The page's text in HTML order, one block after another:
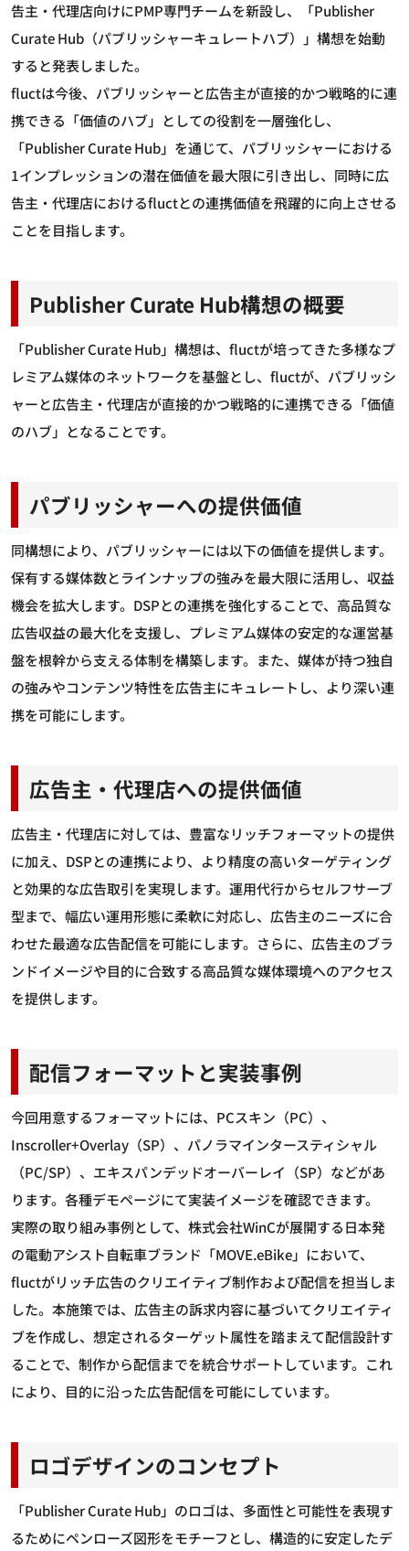
告主・代理店向けにPMP専門チームを新設し、「Publisher
Curate Hub（パブリッシャーキュレートハブ）」構想を始動
すると発表しました。
fluctは今後、パブリッシャーと広告主が直接的かつ戦略的に連
携できる「価値のハブ」としての役割を一層強化し、
「Publisher Curate Hub」を通じて、パブリッシャーにおける
1インプレッションの潜在価値を最大限に引き出し、同時に広
告主・代理店におけるfluctとの連携価値を飛躍的に向上させる
ことを目指します。
Publisher Curate Hub構想の概要
「Publisher Curate Hub」構想は、fluctが培ってきた多様なプ
レミアム媒体のネットワークを基盤とし、fluctが、パブリッシ
ャーと広告主・代理店が直接的かつ戦略的に連携できる「価値
のハブ」となることです。
パブリッシャーへの提供価値
同構想により、パブリッシャーには以下の価値を提供します。
保有する媒体数とラインナップの強みを最大限に活用し、収益
機会を拡大します。DSPとの連携を強化することで、高品質な
広告収益の最大化を支援し、プレミアム媒体の安定的な運営基
盤を根幹から支える体制を構築します。また、媒体が持つ独自
の強みやコンテンツ特性を広告主にキュレートし、より深い連
携を可能にします。
広告主・代理店への提供価値
広告主・代理店に対しては、豊富なリッチフォーマットの提供
に加え、DSPとの連携により、より精度の高いターゲティング
と効果的な広告取引を実現します。運用代行からセルフサーブ
型まで、幅広い運用形態に柔軟に対応し、広告主のニーズに合
わせた最適な広告配信を可能にします。さらに、広告主のブラ
ンドイメージや目的に合致する高品質な媒体環境へのアクセス
を提供します。
配信フォーマットと実装事例
今回用意するフォーマットには、PCスキン（PC）、
Inscroller+Overlay（SP）、パノラマインタースティシャル
（PC/SP）、エキスパンデッドオーバーレイ（SP）などがあ
ります。各種デモページにて実装イメージを確認できます。
実際の取り組み事例として、株式会社WinCが展開する日本発
の電動アシスト自転車ブランド「MOVE.eBike」において、
fluctがリッチ広告のクリエイティブ制作および配信を担当しま
した。本施策では、広告主の訴求内容に基づいてクリエイティ
ブを作成し、想定されるターゲット属性を踏まえて配信設計す
ることで、制作から配信までを統合サポートしています。これ
により、目的に沿った広告配信を可能にしています。
ロゴデザインのコンセプト
「Publisher Curate Hub」のロゴは、多面性と可能性を表現す
るためにペンローズ図形をモチーフとし、構造的に安定したデ